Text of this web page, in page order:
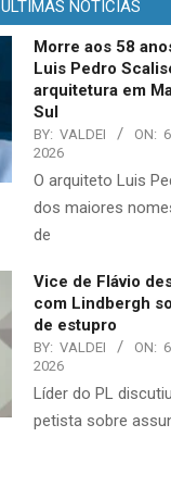
ULTIMAS NOTÍCIAS
Morre aos 58
Luis Pedro
arquitetura em
Sul
BY: VALDEI ON:
2026
O arquiteto Luis
dos maiores
de
Vice de Flávio
com Lindbergh
de estupro
BY: VALDEI ON:
2026
Líder do PL
petista sobre